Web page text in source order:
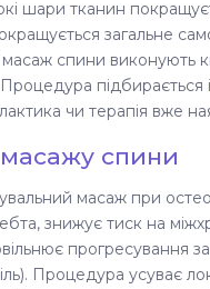
шари тканин
загальне
спини виконують
підбирається
чи терапія вже
спини
масаж при
знижує тиск на
прогресування
Процедура усуває